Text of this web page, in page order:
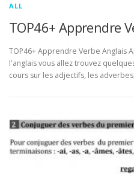
ALL
TOP46+ Apprendre
TOP46+ Apprendre Verbe Anglais
l'anglais vous allez trouvez
cours sur les adjectifs, les